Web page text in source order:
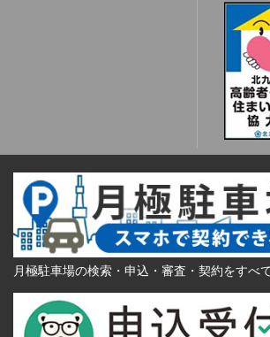
月極駐車場の検索・申込・審査・契約をすべ